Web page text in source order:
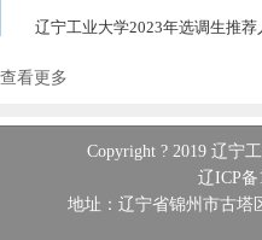
辽宁工业大学2023年选调生推荐
查看更多
Copyright ? 2019 辽宁
辽ICP备
地址：辽宁省锦州市古塔